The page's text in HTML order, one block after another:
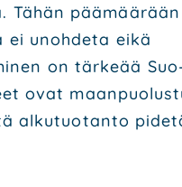
Tähän pää­mää­rään
ei unoh­de­ta eikä
on tär­ke­ää
ovat
alku­tuo­tan­to